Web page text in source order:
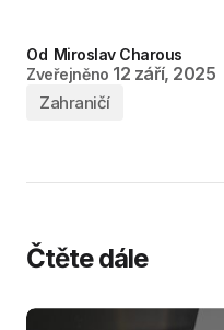
Od Miroslav Charous
Zveřejněno 12 září, 2025
Zahraničí
Čtěte dále